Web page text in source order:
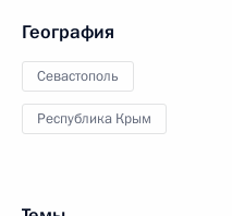
География
Севастополь
Республика Крым